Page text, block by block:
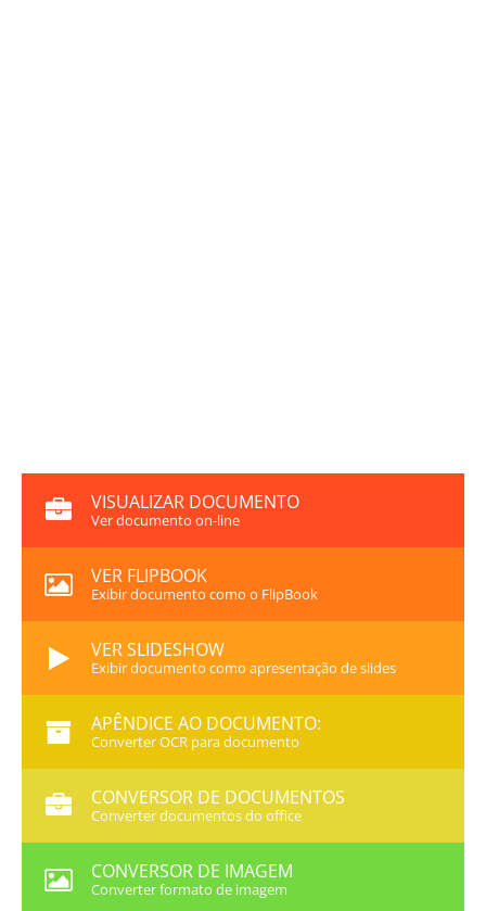
VISUALIZAR DOCUMENTO
Ver documento on-line
VER FLIPBOOK
Exibir documento como o FlipBook
VER SLIDESHOW
Exibir documento como apresentação de slides
APÊNDICE AO DOCUMENTO:
Converter OCR para documento
CONVERSOR DE DOCUMENTOS
Converter documentos do office
CONVERSOR DE IMAGEM
Converter formato de imagem